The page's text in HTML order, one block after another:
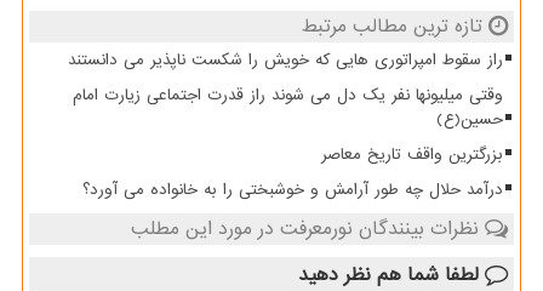
تازه ترین مطالب مرتبط
راز سقوط امپراتوری هایی که خویش را شکست ناپذیر می دانستند
وقتی میلیونها نفر یک دل می شوند راز قدرت اجتماعی زیارت امام
حسین(ع)
بزرگترین واقف تاریخ معاصر
درآمد حلال چه طور آرامش و خوشبختی را به خانواده می آورد؟
نظرات بینندگان نورمعرفت در مورد این مطلب
لطفا شما هم نظر دهید